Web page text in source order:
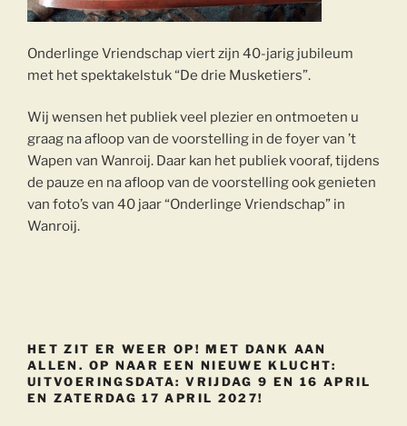
Onderlinge Vriendschap viert zijn 40-jarig jubileum
met het spektakelstuk “De drie Musketiers”.
Wij wensen het publiek veel plezier en ontmoeten u
graag na afloop van de voorstelling in de foyer van ’t
Wapen van Wanroij. Daar kan het publiek vooraf, tijdens
de pauze en na afloop van de voorstelling ook genieten
van foto’s van 40 jaar “Onderlinge Vriendschap” in
Wanroij.
HET ZIT ER WEER OP! MET DANK AAN
ALLEN. OP NAAR EEN NIEUWE KLUCHT:
UITVOERINGSDATA: VRIJDAG 9 EN 16 APRIL
EN ZATERDAG 17 APRIL 2027!